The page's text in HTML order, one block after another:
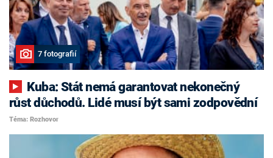
7 fotografií
růst důchodů. Lidé musí být sami zodpovědní
Téma: Rozhovor